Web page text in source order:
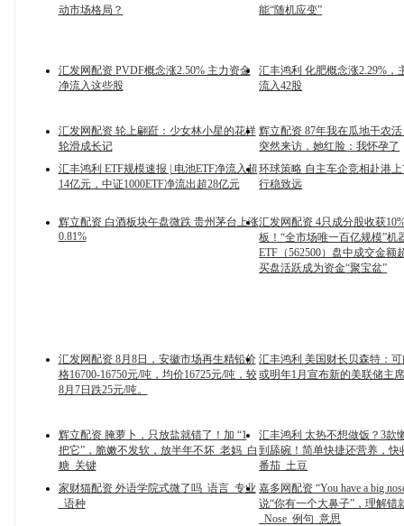
动市场格局？
能“随机应变”
汇发网配资 PVDF概念涨2.50% 主力资金
净流入这些股
汇丰鸿利 化肥概念涨2.29%，
流入42股
汇发网配资 轮上翩跹：少女林小星的花样
轮滑成长记
辉立配资 87年我在瓜地干农
突然来访，她红脸：我怀孕了
汇丰鸿利 ETF规模速报 | 电池ETF净流入超
14亿元，中证1000ETF净流出超28亿元
环球策略 自主车企竞相赴港
行稳致远
辉立配资 白酒板块午盘微跌 贵州茅台上涨
0.81%
汇发网配资 4只成分股收获
板！“全市场唯一百亿规模”机
ETF（562500）盘中成交金额
买盘活跃成为资金“聚宝盆”
汇发网配资 8月8日，安徽市场再生精铅价
格16700-16750元/吨，均价16725元/吨，较
8月7日跌25元/吨。
汇丰鸿利 美国财长贝森特：
或明年1月宣布新的美联储主
辉立配资 腌萝卜，只放盐就错了！加 “1
把它”，脆嫩不发软，放半年不坏_老妈_白
糖_关键
汇丰鸿利 太热不想做饭？3款
到舔碗！简单快捷还营养，快
番茄_土豆
家财猫配资 外语学院式微了吗_语言_专业
_语种
嘉多网配资 “You have a big
说“你有一个大鼻子”，理解错
_Nose_例句_意思